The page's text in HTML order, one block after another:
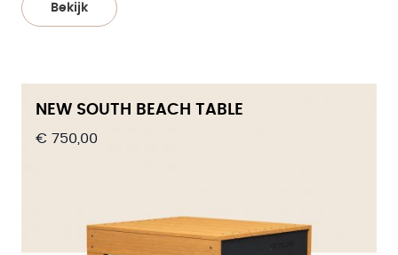
Bekijk
NEW SOUTH BEACH TABLE
€ 750,00